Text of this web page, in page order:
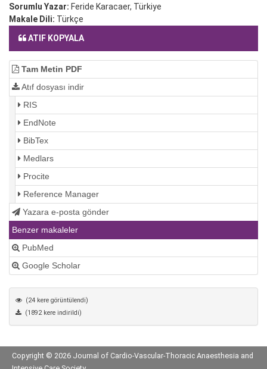
Sorumlu Yazar: Feride Karacaer, Türkiye
Makale Dili: Türkçe
ATIF KOPYALA
Tam Metin PDF
Atıf dosyası indir
RIS
EndNote
BibTex
Medlars
Procite
Reference Manager
Yazara e-posta gönder
Benzer makaleler
PubMed
Google Scholar
(24 kere görüntülendi)
(1892 kere indirildi)
Copyright © 2026 Journal of Cardio-Vascular-Thoracic Anaesthesia and